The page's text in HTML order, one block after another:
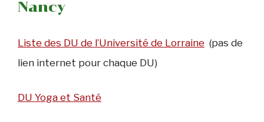
Nancy
Liste des DU de l’Université de Lorraine (pas de
lien internet pour chaque DU)
DU Yoga et Santé